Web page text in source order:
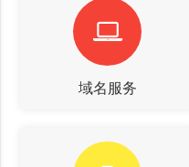
域名服务